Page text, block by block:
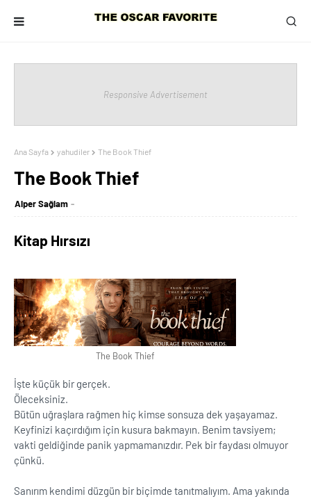
Responsive Advertisement
Ana Sayfa yahudiler The Book Thief
The Book Thief
Alper Sağlam
Kitap Hırsızı
The Book Thief
İşte küçük bir gerçek.
Öleceksiniz.
Bütün uğraşlara rağmen hiç kimse sonsuza dek yaşayamaz.
Keyfinizi kaçırdığım için kusura bakmayın. Benim tavsiyem;
vakti geldiğinde panik yapmamanızdır. Pek bir faydası olmuyor
çünkü.
Sanırım kendimi düzgün bir biçimde tanıtmalıyım. Ama yakında